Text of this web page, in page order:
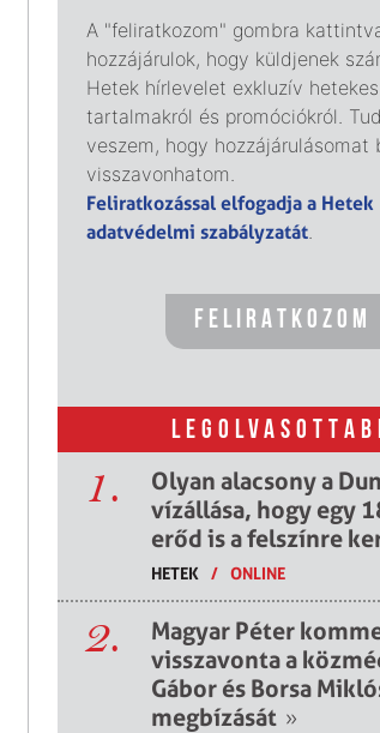
A "feliratkozom" gombra
hozzájárulok, hogy küldjenek
Hetek hírlevelet exkluzív hetekes
tartalmakról és promóciókról.
veszem, hogy hozzájárulásomat
visszavonhatom.
Feliratkozással elfogadja a Hetek
adatvédelmi szabályzatát
1.
Olyan alacsony a
vízállása, hogy egy
erőd is a felszínre
HETEK / ONLINE
2.
Magyar Péter
visszavonta a
Gábor és Borsa
megbízását »